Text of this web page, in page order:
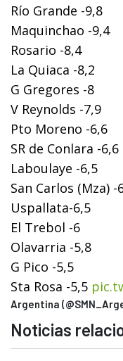
Río Grande -9,8
Maquinchao -9,4
Rosario -8,4
La Quiaca -8,2
G Gregores -8
V Reynolds -7,9
Pto Moreno -6,6
SR de Conlara -6,6
Laboulaye -6,5
San Carlos (Mza) -
Uspallata-6,5
El Trebol -6
Olavarria -5,8
G Pico -5,5
Sta Rosa -5,5
Argentina
Noticias